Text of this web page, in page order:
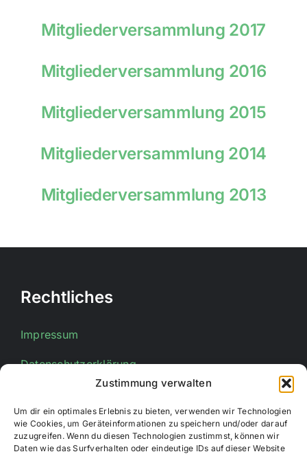
Zustimmung verwalten
Um dir ein optimales Erlebnis zu bieten, verwenden wir Technologien
wie Cookies, um Geräteinformationen zu speichern und/oder darauf
zuzugreifen. Wenn du diesen Technologien zustimmst, können wir
Daten wie das Surfverhalten oder eindeutige IDs auf dieser Website
Mitgliederversammlung 2017
Mitgliederversammlung 2016
Mitgliederversammlung 2015
Mitgliederversammlung 2014
Mitgliederversammlung 2013
Rechtliches
Impressum
Datenschutzerklärung
Kontakt